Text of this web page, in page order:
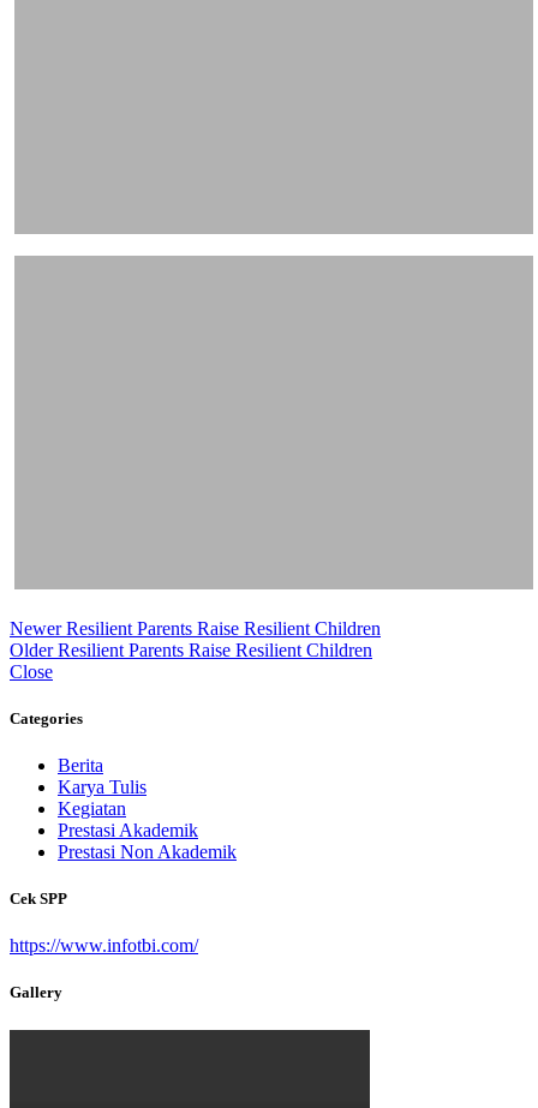
Newer Resilient Parents Raise Resilient Children
Older Resilient Parents Raise Resilient Children
Close
Categories
Berita
Karya Tulis
Kegiatan
Prestasi Akademik
Prestasi Non Akademik
Cek SPP
https://www.infotbi.com/
Gallery